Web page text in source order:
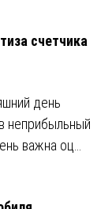
счетчика
день
неприбыльный
важна оц…